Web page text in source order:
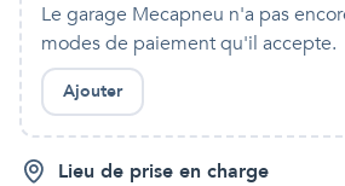
Le garage Mecapneu n'a pas
modes de paiement qu'il accepte.
Ajouter
Lieu de prise en charge